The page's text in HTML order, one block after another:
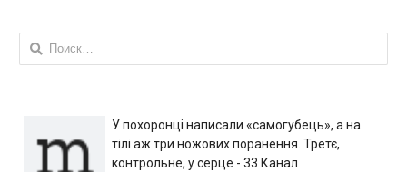
Найти:
У похоронці написали «самогубець», а на
тілі аж три ножових поранення. Третє,
контрольне, у серце - 33 Канал